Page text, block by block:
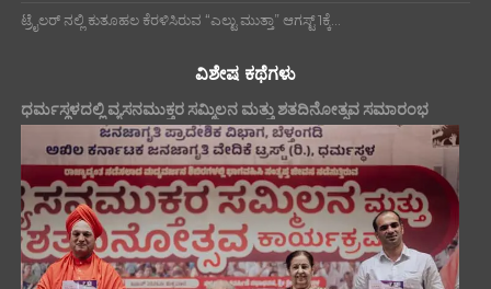
ಟ್ರೈಲರ್ ನಲ್ಲಿ ಕುತೂಹಲ ಕೆರಳಿಸಿರುವ “ಎಲ್ಟು ಮುತ್ತಾ” ಆಗಸ್ಟ್ 1ಕ್ಕೆ...
ವಿಶೇಷ ಕಥೆಗಳು
ಧರ್ಮಸ್ಥಳದಲ್ಲಿ ವ್ಯಸನಮುಕ್ತರ ಸಮ್ಮಿಲನ ಮತ್ತು ಶತದಿನೋತ್ಸವ ಸಮಾರಂಭ